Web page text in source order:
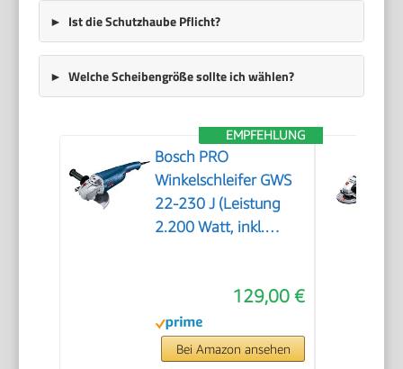
Ist die Schutzhaube Pflicht?
Welche Scheibengröße sollte ich wählen?
EMPFEHLUNG
Bosch PRO
Winkelschleifer GWS
22-230 J (Leistung
2.200 Watt, inkl.
Spannmutter,
Abdeckschutz,
Zusatzhandgriff)
129,00 €
Bei Amazon ansehen